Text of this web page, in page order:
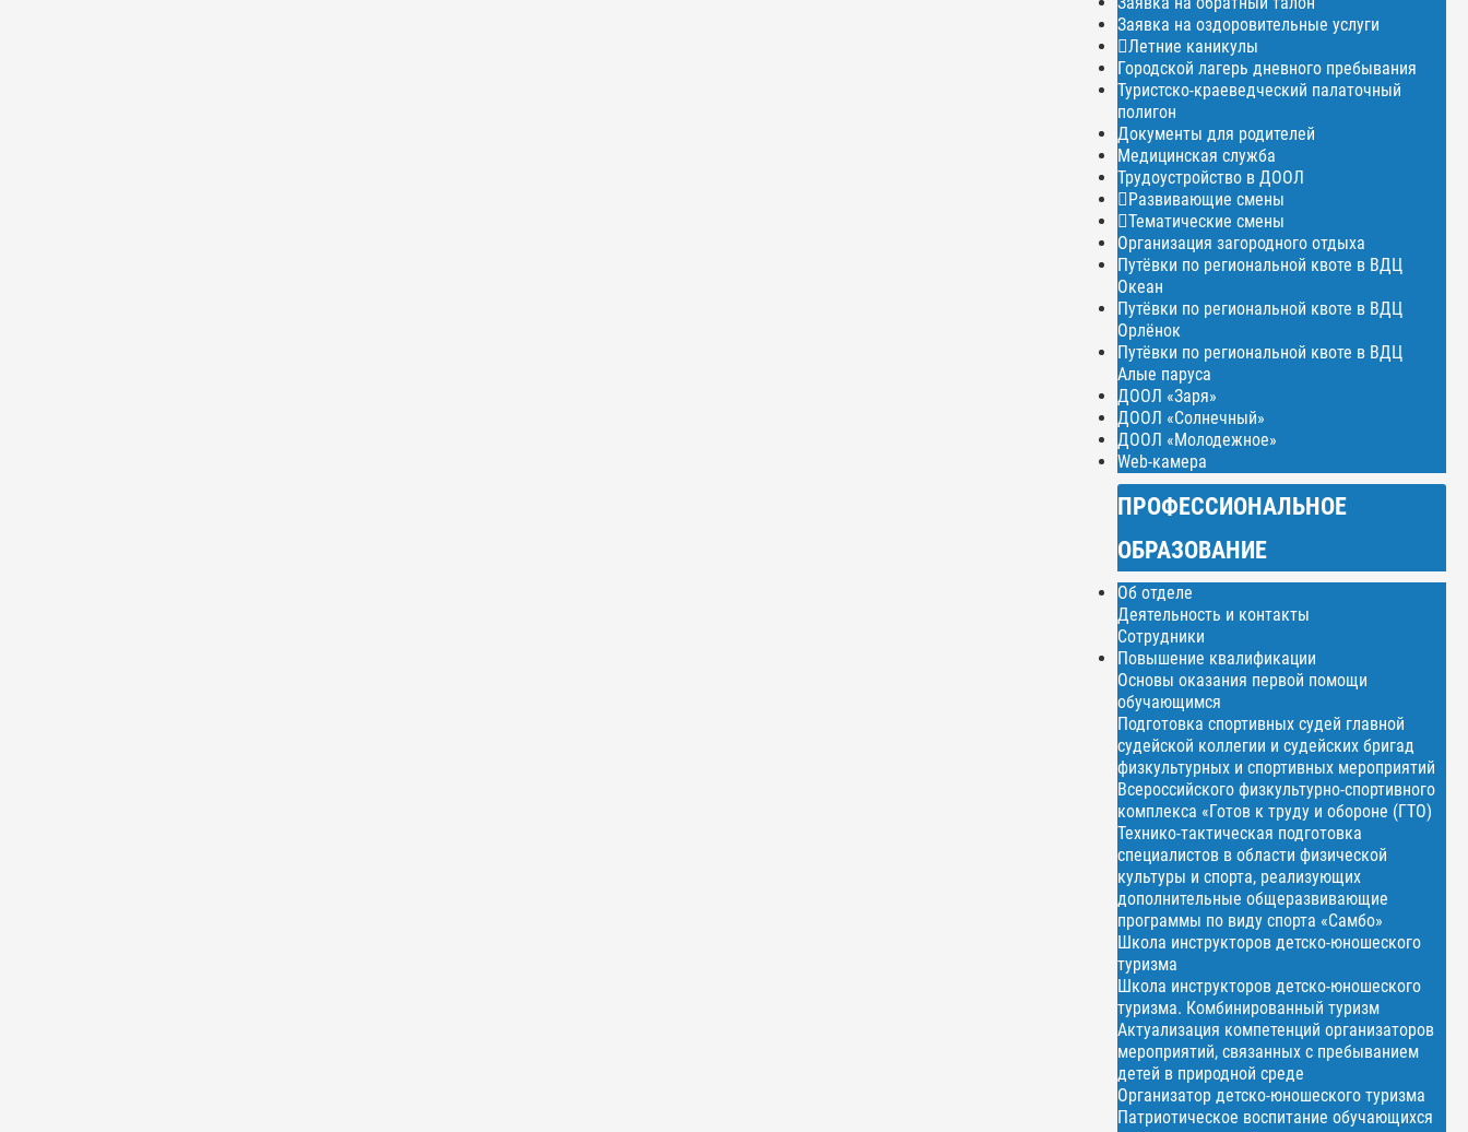
Заявка на оздоровительные услуги
Летние каникулы
Городской лагерь дневного пребывания
Туристско-краеведческий палаточный
полигон
Документы для родителей
Медицинская служба
Трудоустройство в ДООЛ
Развивающие смены
Тематические смены
Организация загородного отдыха
Путёвки по региональной квоте в ВДЦ
Океан
Путёвки по региональной квоте в ВДЦ
Орлёнок
Путёвки по региональной квоте в ВДЦ
Алые паруса
ДООЛ «Заря»
ДООЛ «Солнечный»
ДООЛ «Молодежное»
Web-камера
ПРОФЕССИОНАЛЬНОЕ
ОБРАЗОВАНИЕ
Об отделе
Деятельность и контакты
Сотрудники
Повышение квалификации
Основы оказания первой помощи
обучающимся
Подготовка спортивных судей главной
судейской коллегии и судейских бригад
физкультурных и спортивных мероприятий
Всероссийского физкультурно-спортивного
комплекса «Готов к труду и обороне (ГТО)
Технико-тактическая подготовка
специалистов в области физической
культуры и спорта, реализующих
дополнительные общеразвивающие
программы по виду спорта «Самбо»
Школа инструкторов детско-юношеского
туризма
Школа инструкторов детско-юношеского
туризма. Комбинированный туризм
Актуализация компетенций организаторов
мероприятий, связанных с пребыванием
детей в природной среде
Организатор детско-юношеского туризма
Патриотическое воспитание обучающихся